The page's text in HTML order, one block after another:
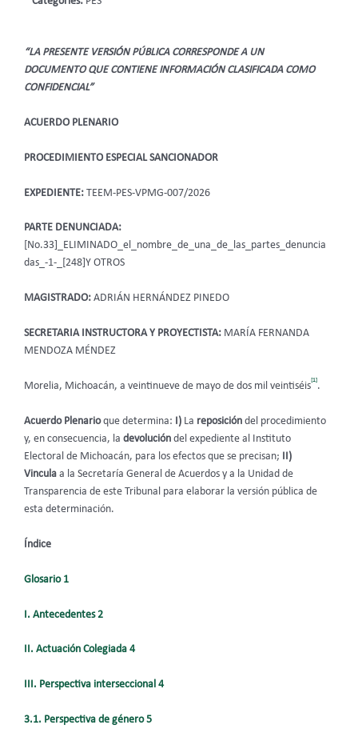
“LA PRESENTE VERSIÓN PÚBLICA CORRESPONDE A UN
DOCUMENTO QUE CONTIENE INFORMACIÓN CLASIFICADA COMO
CONFIDENCIAL”
ACUERDO PLENARIO
PROCEDIMIENTO ESPECIAL SANCIONADOR
EXPEDIENTE: TEEM-PES-VPMG-007/2026
PARTE DENUNCIADA:
[No.33]_ELIMINADO_el_nombre_de_una_de_las_partes_denuncia
das_-1-_[248]Y OTROS
MAGISTRADO: ADRIÁN HERNÁNDEZ PINEDO
SECRETARIA INSTRUCTORA Y PROYECTISTA: MARÍA FERNANDA
MENDOZA MÉNDEZ
Morelia, Michoacán, a veintinueve de mayo de dos mil veintiséis
[1]
.
Acuerdo Plenarioque determina: I) La reposición del procedimiento
y, en consecuencia, la devolución del expediente al Instituto
Electoral de Michoacán, para los efectos que se precisan;
II)
Vincula a la Secretaría General de Acuerdos y a la Unidad de
Transparencia de este Tribunal para elaborar la versión pública de
esta determinación.
Índice
Glosario 1
I. Antecedentes 2
II. Actuación Colegiada 4
III. Perspectiva interseccional 4
3.1. Perspectiva de género 5